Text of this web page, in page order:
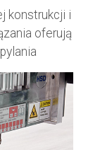
konstrukcji i
oferują